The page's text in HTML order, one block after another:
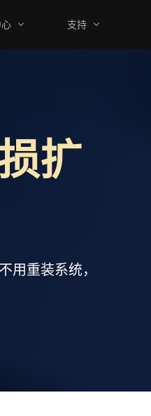
支持
扩
用重装系统，